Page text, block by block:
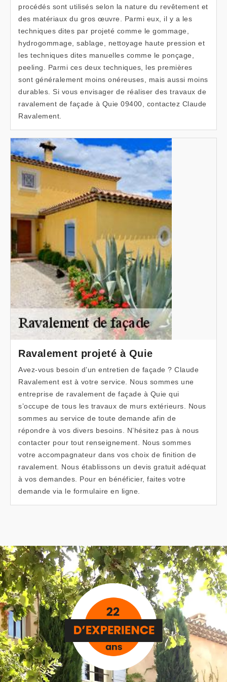
procédés sont utilisés selon la nature du revêtement et
des matériaux du gros œuvre. Parmi eux, il y a les
techniques dites par projeté comme le gommage,
hydrogommage, sablage, nettoyage haute pression et
les techniques dites manuelles comme le ponçage,
peeling. Parmi ces deux techniques, les premières
sont généralement moins onéreuses, mais aussi moins
durables. Si vous envisager de réaliser des travaux de
ravalement de façade à Quie 09400, contactez Claude
Ravalement.
Ravalement projeté à Quie
Avez-vous besoin d’un entretien de façade ? Claude
Ravalement est à votre service. Nous sommes une
entreprise de ravalement de façade à Quie qui
s’occupe de tous les travaux de murs extérieurs. Nous
sommes au service de toute demande afin de
répondre à vos divers besoins. N’hésitez pas à nous
contacter pour tout renseignement. Nous sommes
votre accompagnateur dans vos choix de finition de
ravalement. Nous établissons un devis gratuit adéquat
à vos demandes. Pour en bénéficier, faites votre
demande via le formulaire en ligne.